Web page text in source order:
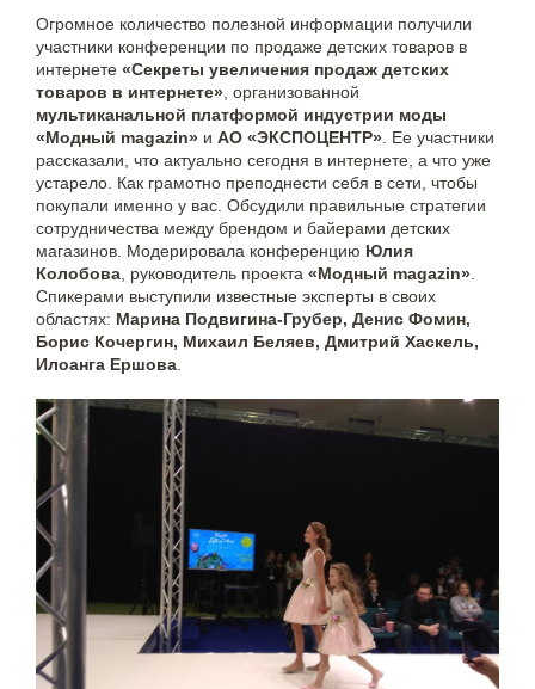
Огромное количество полезной информации получили
участники конференции по продаже детских товаров в
интернете «Секреты увеличения продаж детских
товаров в интернете» , организованной
мультиканальной платформой индустрии моды
«Модный magazin» и АО «ЭКСПОЦЕНТР» . Ее участники
рассказали, что актуально сегодня в интернете, а что уже
устарело. Как грамотно преподнести себя в сети, чтобы
покупали именно у вас. Обсудили правильные стратегии
сотрудничества между брендом и байерами детских
магазинов. Модерировала конференцию Юлия
Колобова , руководитель проекта «Модный magazin»
Спикерами выступили известные эксперты в своих
областях: Марина Подвигина-Грубер, Денис Фомин,
Борис Кочергин, Михаил Беляев, Дмитрий Хаскель,
Илоанга Ершова